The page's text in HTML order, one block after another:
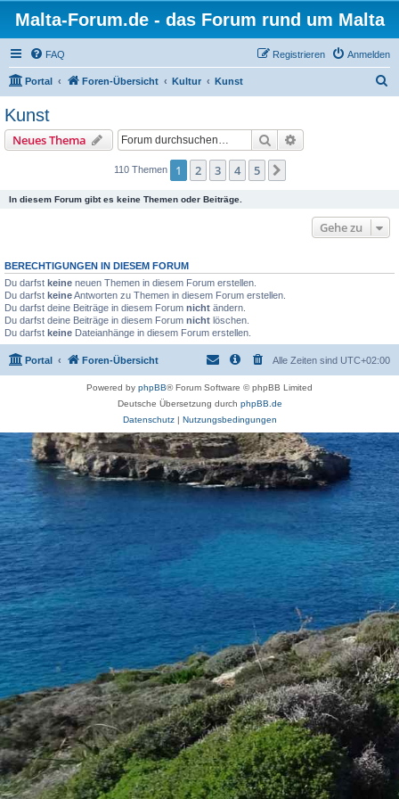
Malta-Forum.de - das Forum rund um Malta
FAQ Anmelden
Registrieren
Portal Foren-Übersicht Kultur Kunst
Kunst
Neues Thema Suche
110 Themen 1 2 3 4 5
In diesem Forum gibt es keine Themen oder Beiträge.
Gehe zu
BERECHTIGUNGEN IN DIESEM FORUM
Du darfst keine neuen Themen in diesem Forum erstellen.
Du darfst keineAntworten zu Themen in diesem Forum erstellen.
Du darfst deine Beiträge in diesem Forum nicht ändern.
Du darfst deine Beiträge in diesem Forum nicht löschen.
Du darfst keine Dateianhänge in diesem Forum erstellen.
Portal Foren-Übersicht Alle Zeiten sind UTC+02:00
Powered by phpBB® Forum Software © phpBB Limited
Deutsche Übersetzung durch phpBB.de
Datenschutz| Nutzungsbedingungen